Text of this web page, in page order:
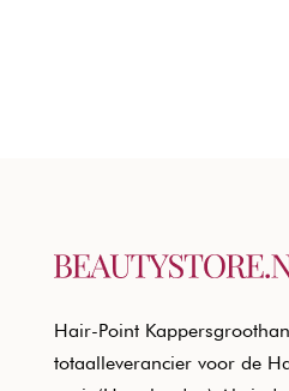
Hair-Point
totaalleverancier voor de